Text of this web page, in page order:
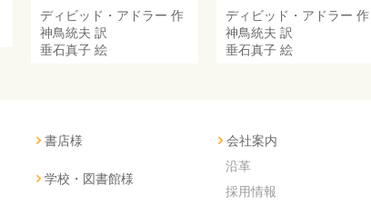
ディビッド・アドラー 作
神鳥統夫 訳
垂石真子 絵
ディビッド・アドラー 作
神鳥統夫 訳
垂石真子 絵
書店様
学校・図書館様
会社案内
沿革
採用情報